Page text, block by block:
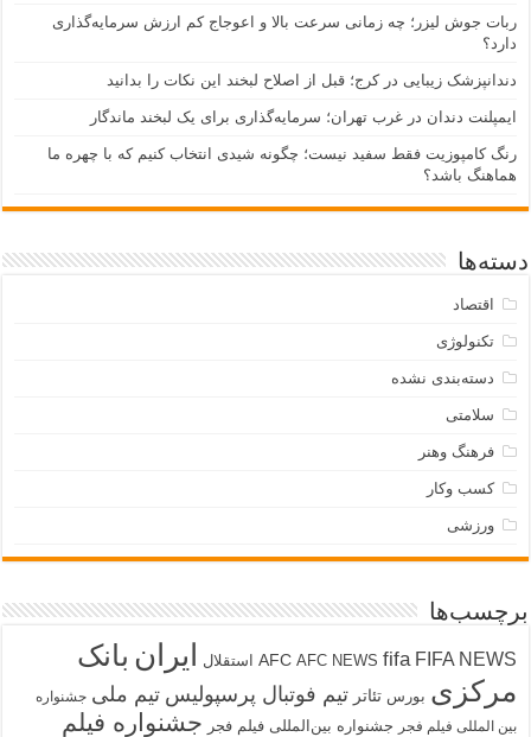
ربات جوش لیزر؛ چه زمانی سرعت بالا و اعوجاج کم ارزش سرمایه‌گذاری
دارد؟
دندانپزشک زیبایی در کرج؛ قبل از اصلاح لبخند این نکات را بدانید
ایمپلنت دندان در غرب تهران؛ سرمایه‌گذاری برای یک لبخند ماندگار
رنگ کامپوزیت فقط سفید نیست؛ چگونه شیدی انتخاب کنیم که با چهره ما
هماهنگ باشد؟
دسته‌ها
اقتصاد
تکنولوژی
دسته‌بندی نشده
سلامتی
فرهنگ وهنر
کسب وکار
ورزشی
برچسب‌ها
AFC AFC NEWS fifa FIFA NEWS استقلال ایران بانک
مرکزی بورس تئاتر تیم فوتبال پرسپولیس تیم ملی جشنواره
بین المللی فیلم فجر جشنواره بین‌المللی فیلم فجر جشنواره فیلم